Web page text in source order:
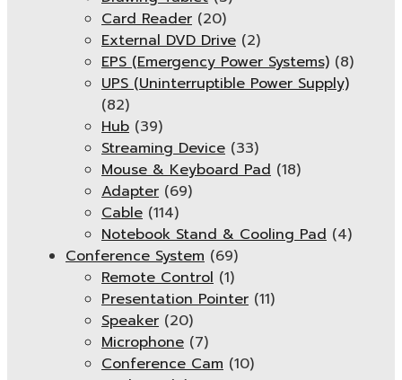
Card Reader (20)
External DVD Drive (2)
EPS (Emergency Power Systems) (8)
UPS (Uninterruptible Power Supply)
(82)
Hub (39)
Streaming Device (33)
Mouse & Keyboard Pad (18)
Adapter (69)
Cable (114)
Notebook Stand & Cooling Pad (4)
Conference System (69)
Remote Control (1)
Presentation Pointer (11)
Speaker (20)
Microphone (7)
Conference Cam (10)